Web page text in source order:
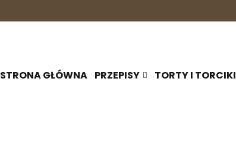
STRONA GŁÓWNA PRZEPISY TORTY I TORCIKI